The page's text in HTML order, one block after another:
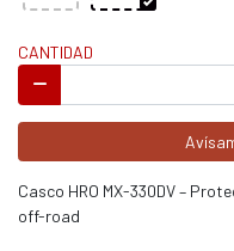
CANTIDAD
Casco HRO MX-330DV –
off-road